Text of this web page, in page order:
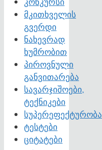
მკითხველის
გვერდი
ნახევრად
ხუმრობით
პიროვნული
განვითარება
სავარჯიშოები,
ტექნიკები
სუპერეფექტურობა
ტესტები
ციტატები